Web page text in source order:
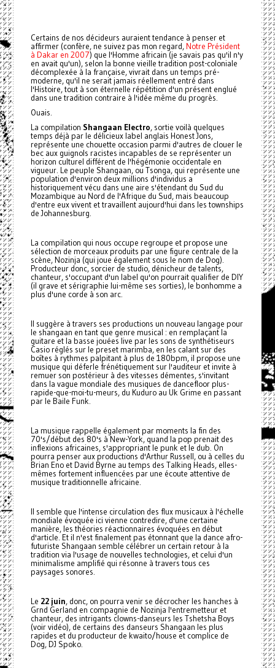
Certains de nos décideurs auraient tendance à penser et
affirmer (confère, ne suivez pas mon regard,Notre Président
à Dakar en 2007) que l'Homme africain (je savais pas qu'il n'y
en avait qu'un), selon la bonne vieille tradition post-coloniale
décomplexée à la française, vivrait dans un temps pré-
moderne, qu'il ne serait jamais réellement entré dans
l'Histoire, tout à son éternelle répétition d'un présent englué
dans une tradition contraire à l'idée même du progrès.
Ouais.
La compilation Shangaan Electro, sortie voilà quelques
temps déjà par le délicieux label anglais Honest Jons,
représente une chouette occasion parmi d'autres de clouer le
bec aux guignols racistes incapables de se représenter un
horizon culturel différent de l'hégémonie occidentale en
vigueur. Le peuple Shangaan, ou Tsonga, qui représente une
population d'environ deux millions d'individus a
historiquement vécu dans une aire s'étendant du Sud du
Mozambique au Nord de l'Afrique du Sud, mais beaucoup
d'entre eux vivent et travaillent aujourd'hui dans les townships
de Johannesburg.
La compilation qui nous occupe regroupe et propose une
sélection de morceaux produits par une figure centrale de la
scène, Nozinja (qui joue également sous le nom de Dog).
Producteur donc, sorcier de studio, dénicheur de talents,
chanteur, s'occupant d'un label qu'on pourrait qualifier de DIY
(il grave et sérigraphie lui-même ses sorties), le bonhomme a
plus d'une corde à son arc.
Il suggère à travers ses productions un nouveau langage pour
le shangaan en tant que genre musical : en remplaçant la
guitare et la basse jouées live par les sons de synthétiseurs
Casio réglés sur le preset marimba, en les calant sur des
boîtes à rythmes palpitant à plus de 180bpm, il propose une
musique qui déferle frénétiquement sur l'auditeur et invite à
remuer son postérieur à des vitesses démentes, s'invitant
dans la vague mondiale des musiques de dancefloor plus-
rapide-que-moi-tu-meurs, du Kuduro au Uk Grime en passant
par le Baile Funk.
La musique rappelle également par moments la fin des
70's/début des 80's à New-York, quand la pop prenait des
inflexions africaines, s'appropriant le punk et le dub. On
pourra penser aux productions d'Arthur Russell, ou à celles du
Brian Eno et David Byrne au temps des Talking Heads, elles-
mêmes fortement influencées par une écoute attentive de
musique traditionnelle africaine.
Il semble que l'intense circulation des flux musicaux à l'échelle
mondiale évoquée ici vienne contredire, d'une certaine
manière, les théories réactionnaires évoquées en début
d'article. Et il n'est finalement pas étonnant que la dance afro-
futuriste Shangaan semble célébrer un certain retour à la
tradition via l'usage de nouvelles technologies, et celui d'un
minimalisme amplifié qui résonne à travers tous ces
paysages sonores.
Le 22 juin, donc, on pourra venir se décrocher les hanches à
Grnd Gerland en compagnie de Nozinja l'entremetteur et
chanteur, des intrigants clowns-danseurs les Tshetsha Boys
(voir vidéo), de certains des danseurs Shangaan les plus
rapides et du producteur de kwaito/house et complice de
Dog, DJ Spoko.